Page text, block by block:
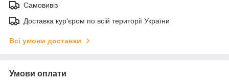
Самовивіз
Доставка кур'єром по всій території України
Всі умови доставки
Умови оплати